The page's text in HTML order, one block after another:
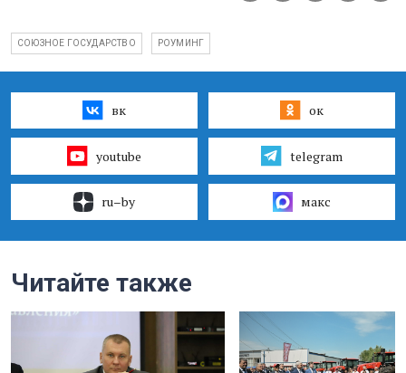
СОЮЗНОЕ ГОСУДАРСТВО РОУМИНГ
вк ок
youtube telegram
ru–by макс
Читайте также